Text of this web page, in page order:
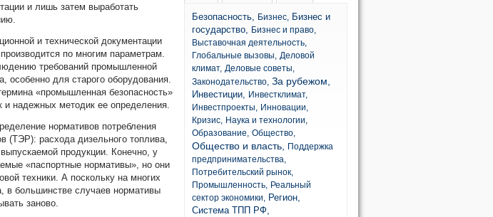
и лишь затем выработать
и технической документации
по многим параметрам.
требований промышленной
особенно для старого оборудования.
«промышленная безопасность»
и надежных методик ее определения.
нормативов потребления
(ТЭР): расхода дизельного топлива,
продукции. Конечно, у
«паспортные нормативы», но они
техники. А поскольку на многих
в большинстве случаев нормативы
заново.
Безопасность, Бизнес, Бизнес и
государство, Бизнес и право,
Выставочная деятельность,
Глобальные вызовы, Деловой
климат, Деловые советы,
Законодательство, За рубежом,
Инвестиции, Инвестклимат,
Инвестпроекты, Инновации,
Кризис, Наука и технологии,
Образование, Общество,
Общество и власть,
Поддержка
предпринимательства,
Потребительский рынок,
Промышленность, Реальный
сектор экономики, Регион,
Система ТПП РФ,